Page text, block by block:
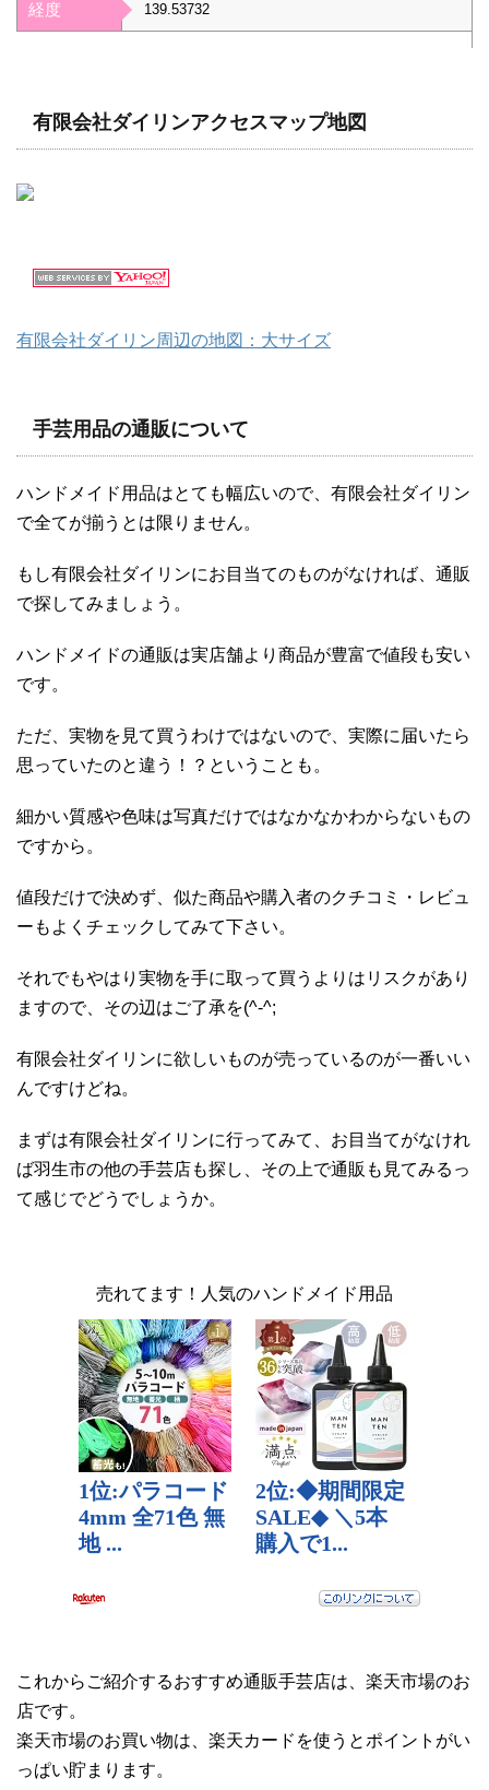
経度 139.53732
有限会社ダイリンアクセスマップ地図
有限会社ダイリン周辺の地図：大サイズ
手芸用品の通販について
ハンドメイド用品はとても幅広いので、有限会社ダイリン
で全てが揃うとは限りません。
もし有限会社ダイリンにお目当てのものがなければ、通販
で探してみましょう。
ハンドメイドの通販は実店舗より商品が豊富で値段も安い
です。
ただ、実物を見て買うわけではないので、実際に届いたら
思っていたのと違う！？ということも。
細かい質感や色味は写真だけではなかなかわからないもの
ですから。
値段だけで決めず、似た商品や購入者のクチコミ・レビュ
ーもよくチェックしてみて下さい。
それでもやはり実物を手に取って買うよりはリスクがあり
ますので、その辺はご了承を(^-^;
有限会社ダイリンに欲しいものが売っているのが一番いい
んですけどね。
まずは有限会社ダイリンに行ってみて、お目当てがなけれ
ば羽生市の他の手芸店も探し、その上で通販も見てみるっ
て感じでどうでしょうか。
売れてます！人気のハンドメイド用品
これからご紹介するおすすめ通販手芸店は、楽天市場のお
店です。
楽天市場のお買い物は、楽天カードを使うとポイントがい
っぱい貯まります。